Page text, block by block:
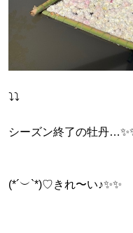
⤵︎⤵︎
シーズン終了の牡丹
(*´︶`*)♡きれ〜い♪✨️✨️